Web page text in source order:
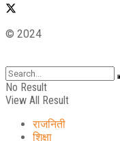
© 2024
No Result
View All Result
राजनिती
शिक्षा